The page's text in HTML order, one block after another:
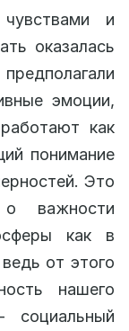
и
оказалась
эмоции,
как
понимание
Это
важности
как в
от этого
нашего